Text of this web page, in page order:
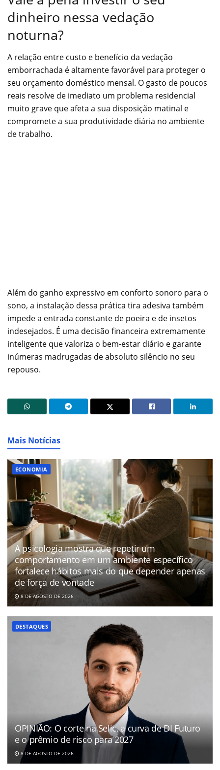
dinheiro nessa vedação
noturna?
A relação entre custo e benefício da vedação
emborrachada é altamente favorável para proteger o
seu orçamento doméstico mensal. O gasto de poucos
reais resolve de imediato um problema residencial
muito grave que afeta a sua disposição matinal e
compromete a sua produtividade diária no ambiente
de trabalho.
Além do ganho expressivo em conforto sonoro para o
sono, a instalação dessa prática tira adesiva também
impede a entrada constante de poeira e de insetos
indesejados. É uma decisão financeira extremamente
inteligente que valoriza o bem-estar diário e garante
inúmeras madrugadas de absoluto silêncio no seu
repouso.
Mais Notícias
ECONOMIA
A psicologia mostra que repetir um
comportamento em um ambiente específico
fortalece hábitos mais do que depender apenas
de força de vontade
8 DE AGOSTO DE 2026
DESTAQUES
OPINIÃO: O corte na Selic, a curva de DI Futuro
e o prêmio de risco para 2027
8 DE AGOSTO DE 2026